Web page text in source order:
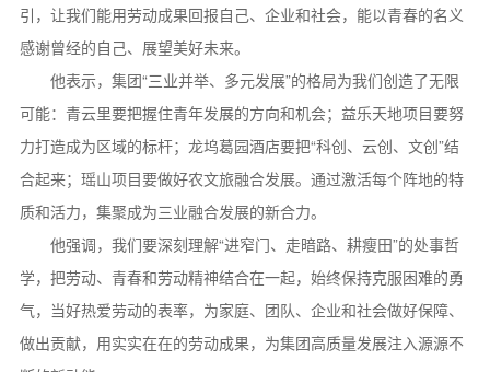
引，让我们能用劳动成果回报自己、企业和社会，能以青春的名义
感谢曾经的自己、展望美好未来。
他表示，集团“三业并举、多元发展”的格局为我们创造了无限
可能：青云里要把握住青年发展的方向和机会；益乐天地项目要努
力打造成为区域的标杆；龙坞葛园酒店要把“科创、云创、文创”结
合起来；瑶山项目要做好农文旅融合发展。通过激活每个阵地的特
质和活力，集聚成为三业融合发展的新合力。
他强调，我们要深刻理解“进窄门、走暗路、耕瘦田”的处事哲
学，把劳动、青春和劳动精神结合在一起，始终保持克服困难的勇
气，当好热爱劳动的表率，为家庭、团队、企业和社会做好保障、
做出贡献，用实实在在的劳动成果，为集团高质量发展注入源源不